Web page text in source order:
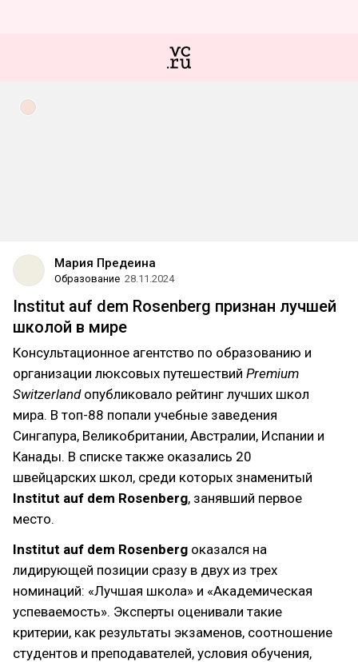
Мария Предеина
Образование 28.11.2024
Institut auf dem Rosenberg признан лучшей
школой в мире
Консультационное агентство по образованию и
организации люксовых путешествий Premium
Switzerlandопубликовало рейтинг лучших школ
мира. В топ-88 попали учебные заведения
Сингапура, Великобритании, Австралии, Испании и
Канады. В списке также оказались 20
швейцарских школ, среди которых знаменитый
Institut auf dem Rosenberg, занявший первое
место.
Institut auf dem Rosenberg оказался на
лидирующей позиции сразу в двух из трех
номинаций: «Лучшая школа» и «Академическая
успеваемость». Эксперты оценивали такие
критерии, как результаты экзаменов, соотношение
студентов и преподавателей, условия обучения,